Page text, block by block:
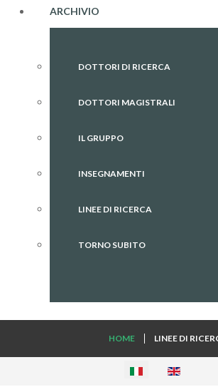
ARCHIVIO
DOTTORI DI RICERCA
DOTTORI MAGISTRALI
IL GRUPPO
INSEGNAMENTI
LINEE DI RICERCA
TORNO SUBITO
HOME LINEE DI